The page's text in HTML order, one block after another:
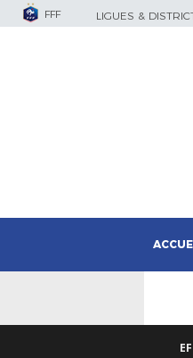
FFF LIGUES &